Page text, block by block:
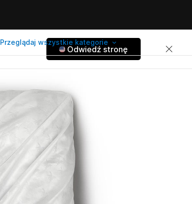
Przeglądaj wszystkie kategorie
Odwiedź stronę